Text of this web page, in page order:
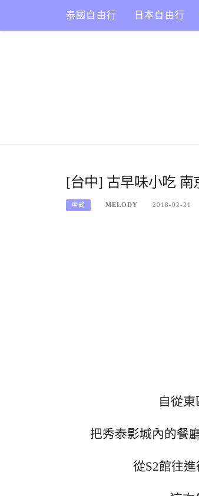
content
泰國自由行 日本自由行
[台中] 古早味小吃 南
中式 MELODY 2018-02-21
自從
把秀泰影城內的餐
從S2館往